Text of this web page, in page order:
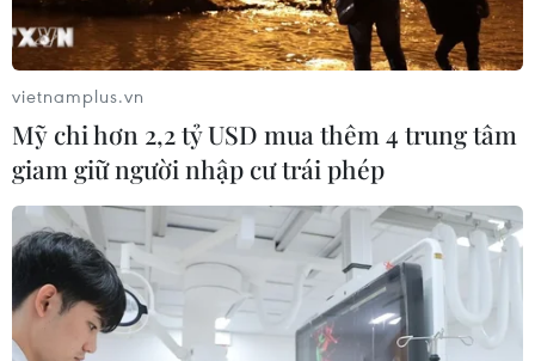
và tạo thêm việc làm tại Đức
20/07/2026 09:10
Báo Indonesia: Việt Nam có lợi thế
trong cuộc đua hút đầu tư xe điện
18/07/2026 13:38
Mỹ buộc Tesla phải sửa lỗi đèn pha
gây chói cho gần 20.000 xe
vietnamplus.vn
Mỹ chi hơn 2,2 tỷ USD mua thêm 4 trung tâm
giam giữ người nhập cư trái phép